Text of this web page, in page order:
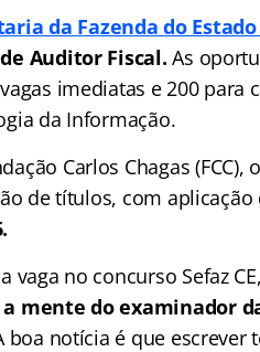
da Fazenda do Estado
Auditor Fiscal.As
imediatas e 200 para
da Informação.
Carlos Chagas
de títulos, com aplicação
vaga no concurso Sefaz
mente do examinador da
boa notícia é que